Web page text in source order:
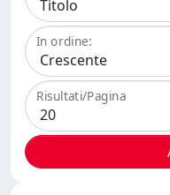
In ordine:
Risultati/Pagina